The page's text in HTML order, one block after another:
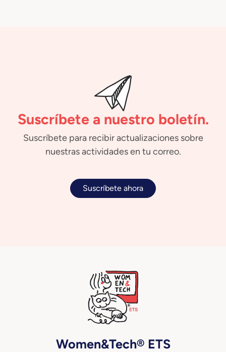
Suscríbete a nuestro boletín.
Suscríbete para recibir actualizaciones sobre
nuestras actividades en tu correo.
Suscríbete ahora
Women&Tech® ETS